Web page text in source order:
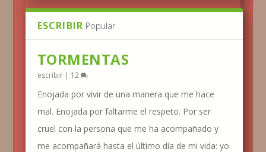
ESCRIBIR Popular
TORMENTAS
escribir| 12
Enojada por vivir de una manera que me hace
mal. Enojada por faltarme el respeto. Por ser
cruel con la persona que me ha acompañado y
me acompañará hasta el último día de mi vida: yo.